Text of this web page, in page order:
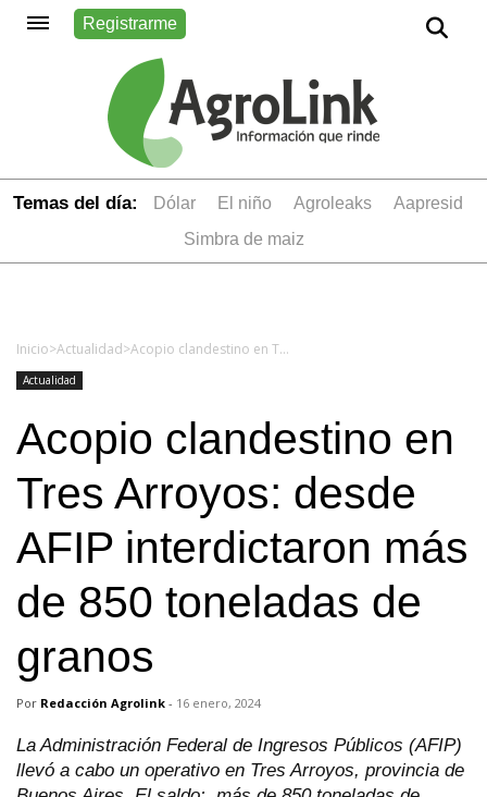
Registrarme
Temas del día: dólar el niño Agroleaks
aapresid
simbra de maiz
Inicio>Actualidad> Acopio clandestino en Tres Arroyos: desde AFIP interdictaron más de 850 toneladas de granos
Actualidad
Acopio clandestino en
Tres Arroyos: desde
AFIP interdictaron más
de 850 toneladas de
granos
Por Redacción Agrolink - 16 enero, 2024
La Administración Federal de Ingresos Públicos (AFIP)
llevó a cabo un operativo en Tres Arroyos, provincia de